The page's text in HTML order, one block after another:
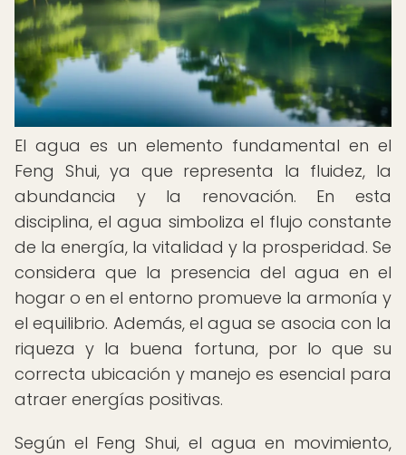
El agua es un elemento fundamental en el
Feng Shui, ya que representa la fluidez, la
abundancia y la renovación. En esta
disciplina, el agua simboliza el flujo constante
de la energía, la vitalidad y la prosperidad. Se
considera que la presencia del agua en el
hogar o en el entorno promueve la armonía y
el equilibrio. Además, el agua se asocia con la
riqueza y la buena fortuna, por lo que su
correcta ubicación y manejo es esencial para
atraer energías positivas.
Según el Feng Shui, el agua en movimiento,